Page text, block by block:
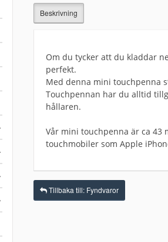
Beskrivning
Om du tycker att du kladdar
perfekt.
Med denna mini touchpenna
Touchpennan har du alltid
hållaren.
Vår mini touchpenna är ca 43
touchmobiler som Apple
Tillbaka till: Fyndvaror